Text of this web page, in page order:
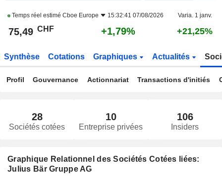
Temps réel estimé Cboe Europe 15:32:41 07/08/2026 Varia. 1 janv.
75,49 CHF +1,79% +21,25%
Synthèse Cotations Graphiques Actualités
Profil Gouvernance Actionnariat Transactions d'initiés
28
Sociétés cotées
10
Entreprise privées
106
Insiders
Graphique Relationnel des Sociétés Cotées liées:
Julius Bär Gruppe AG